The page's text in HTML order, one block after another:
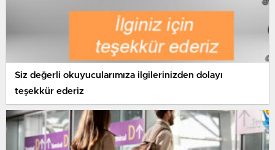
Siz değerli okuyucularımıza ilgilerinizden dolayı
teşekkür ederiz